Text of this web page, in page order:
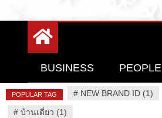
94 Report.com
BUSINESS PEOPLE
POPULAR TAG # NEW BRAND ID (1)
# บ้านเดี่ยว (1)